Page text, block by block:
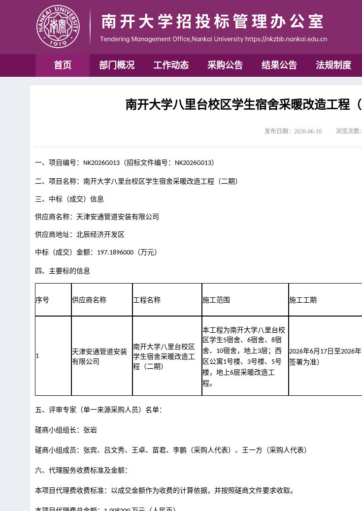
首页 部门概况 工作动态 采购公告 结果公告 法规制度
南开大学八里台校区学生宿舍采暖改造工程
发布日期：2026-06-10 浏览次数：
一、项目编号： NK2026G013 （招标文件编号： NK2026G013）
二、项目名称：南开大学八里台校区学生宿舍采暖改造工程（二期）
三、中标（成交）信息
供应商名称：天津安通管道安装有限公司
供应商地址：北辰经济开发区
中标（成交）金额： 197.1896000 （万元）
四、 主要标的信息
序号 供应商名称 工程名称 施工范围 施工工期
1
天津安通管道安装
有限公司
南开大学八里台校区
学生宿舍采暖改造工
程（二期）
本工程为南开大学八里台校
区学生5宿舍、 6宿舍、 8宿
舍、 10宿舍，地上3层；西
区公寓1号楼、 3号楼、 5号
楼，地上6层采暖改造工
程。
2026年6月 17 日至2026年
签署为准）
五、评审专家（单一来源采购人员）名单：
磋商小组组长：张岩
磋商小组成员：张宾、吕文秀、王卓、苗君、李鹏（采购人代表）、王一方（采购人代表）
六、代理服务收费标准及金额：
本项目代理费收费标准：以成交金额作为收费的计算依据，并按照磋商文件要求收取。